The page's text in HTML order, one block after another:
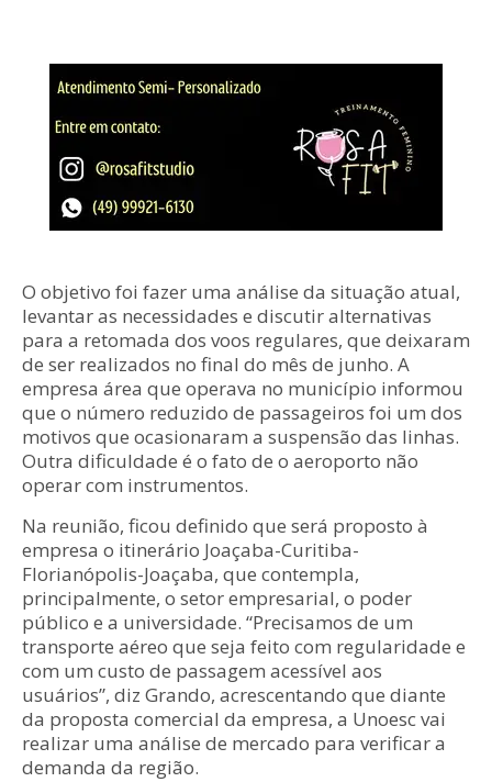
O objetivo foi fazer uma análise da situação atual,
levantar as necessidades e discutir alternativas
para a retomada dos voos regulares, que deixaram
de ser realizados no final do mês de junho. A
empresa área que operava no município informou
que o número reduzido de passageiros foi um dos
motivos que ocasionaram a suspensão das linhas.
Outra dificuldade é o fato de o aeroporto não
operar com instrumentos.
Na reunião, ficou definido que será proposto à
empresa o itinerário Joaçaba-Curitiba-
Florianópolis-Joaçaba, que contempla,
principalmente, o setor empresarial, o poder
público e a universidade. “Precisamos de um
transporte aéreo que seja feito com regularidade e
com um custo de passagem acessível aos
usuários”, diz Grando, acrescentando que diante
da proposta comercial da empresa, a Unoesc vai
realizar uma análise de mercado para verificar a
demanda da região.